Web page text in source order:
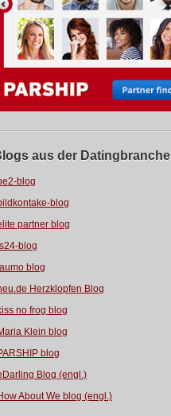
aus der Datingbranche
blog
blog
partner blog
blog
blog
Herzklopfen Blog
no frog blog
Klein blog
blog
Blog (engl.)
About We blog (engl.)